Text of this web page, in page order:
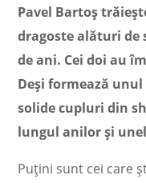
Pavel Bartoș
dragoste alături de
de ani. Cei doi au
Deși formează
solide cupluri din
lungul anilor și
Puțini sunt cei care